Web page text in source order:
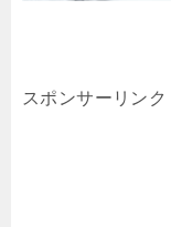
スポンサーリンク